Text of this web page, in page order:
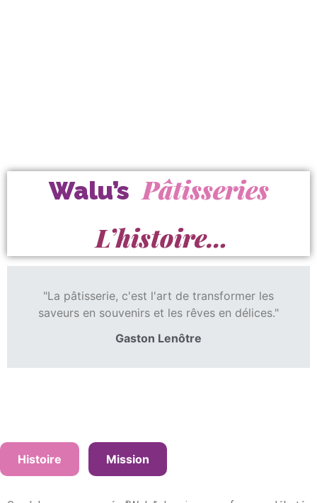
Walu’s Pâtisseries
L’histoire…
"La pâtisserie, c'est l'art de transformer les
saveurs en souvenirs et les rêves en délices."
Gaston Lenôtre
Histoire Mission